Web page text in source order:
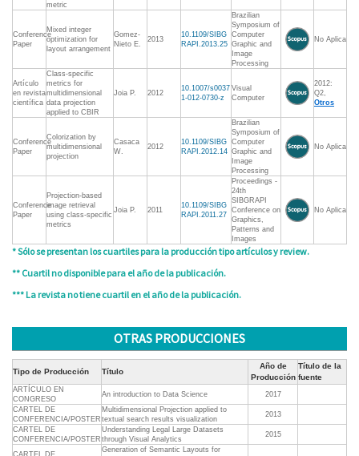
metric
Conference
Paper
Mixed integer
optimization for
layout arrangement
Gomez-
Nieto E.
2013
10.1109/SIBG
RAPI.2013.25
Brazilian
Symposium of
Computer
Graphic and
Image
Processing
No Aplica
Artículo
en revista
científica
Class-specific
metrics for
multidimensional
data projection
applied to CBIR
Joia P. 2012
10.1007/s0037
1-012-0730-z
Visual
Computer
2012:
Q2,
Otros
Conference
Paper
Colorization by
multidimensional
projection
Casaca
W.
2012
10.1109/SIBG
RAPI.2012.14
Brazilian
Symposium of
Computer
Graphic and
Image
Processing
No Aplica
Conference
Paper
Projection-based
image retrieval
using class-specific
metrics
Joia P. 2011
10.1109/SIBG
RAPI.2011.27
Proceedings -
24th
SIBGRAPI
Conference on
Graphics,
Patterns and
Images
No Aplica
* Sólo se presentan los cuartiles para la producción tipo artículos y review.
** Cuartil no disponible para el año de la publicación.
*** La revista no tiene cuartil en el año de la publicación.
OTRAS PRODUCCIONES
Tipo de Producción Título
Año de
Producción
Título de la
fuente
ARTÍCULO EN
CONGRESO
An introduction to Data Science
2017
CARTEL DE
CONFERENCIA/POSTER
Multidimensional Projection applied to
textual search results visualization
2013
CARTEL DE
CONFERENCIA/POSTER
Understanding Legal Large Datasets
through Visual Analytics
2015
CARTEL DE
Generation of Semantic Layouts for